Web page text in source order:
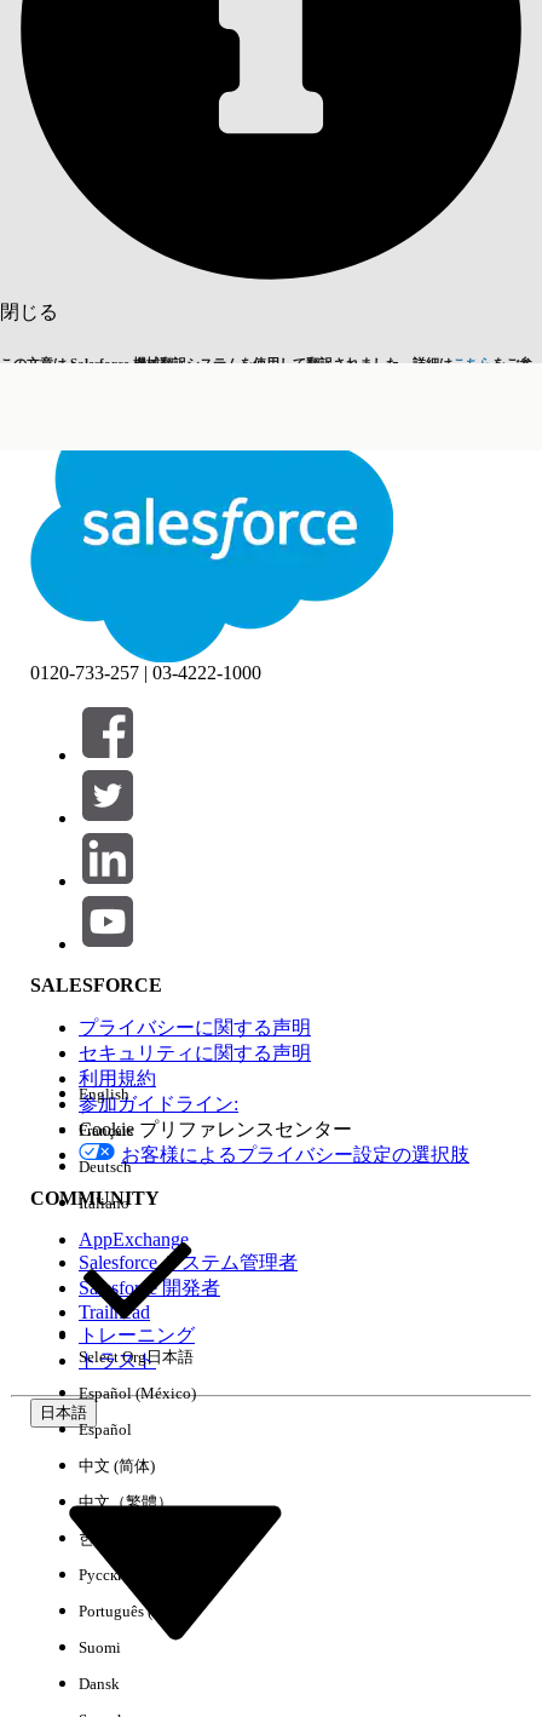
閉じる
この文章は Salesforce 機械翻訳システムを使用して翻訳されました。詳細はこちら をご参
閉じる 閉じる
絞り込み条件 (0)
絞り込み条件を選択
製品エリア
機能の影響
エディション
環境
0120-733-257 | 03-4222-1000
SALESFORCE
プライバシーに関する声明
セキュリティに関する声明
利用規約
参加ガイドライン:
Cookie プリファレンスセンター
お客様によるプライバシー設定の選択肢
COMMUNITY
AppExchange
Salesforce システム管理者
Salesforce 開発者
Trailhead
トレーニング
トラスト
日本語
English
Français
Deutsch
Italiano
Select Org日本語
Español (México)
Español
中文 (简体)
中文（繁體）
한국어
Русский
Português (Brasil)
Suomi
Dansk